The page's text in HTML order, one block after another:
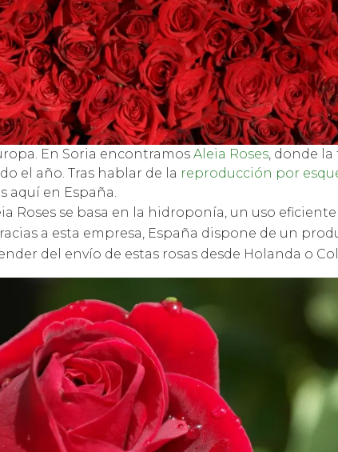
En Soria encontramos Aleia Roses , donde
el año. Tras hablar de la reproducción por
aquí en España.
Roses se basa en la hidroponía, un uso eficiente
a esta empresa, España dispone de un
del envío de estas rosas desde Holanda o